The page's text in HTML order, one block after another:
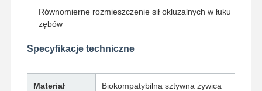
Dom Produkty O Nas
Wycieczka
Po Fabryce
Kontrola
Skontaktuj
Aktualności
Wszystkie
Równomierne rozmieszczenie sił okluzalnych w łuku
zębów
Specyfikacje techniczne
Materiał Biokompatybilna sztywna żywica